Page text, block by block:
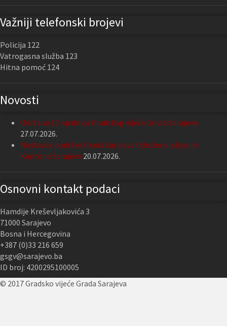
Važniji telefonski brojevi
Policija 122
Vatrogasna služba 123
Hitna pomoć 124
Novosti
Održana 13. sjednica Gradskog vijeća Grada Sarajeva
27.07.2026.
Nastavak podrške Grada Sarajeva Udruženju slijepih
Kantona Sarajevo 20.07.2026.
Osnovni kontakt podaci
Hamdije Kreševljakovića 3
71000 Sarajevo
Bosna i Hercegovina
+387 (0)33 216 659
gsgv@sarajevo.ba
ID broj: 4200295100005
© 2017 Gradsko vijeće Grada Sarajeva